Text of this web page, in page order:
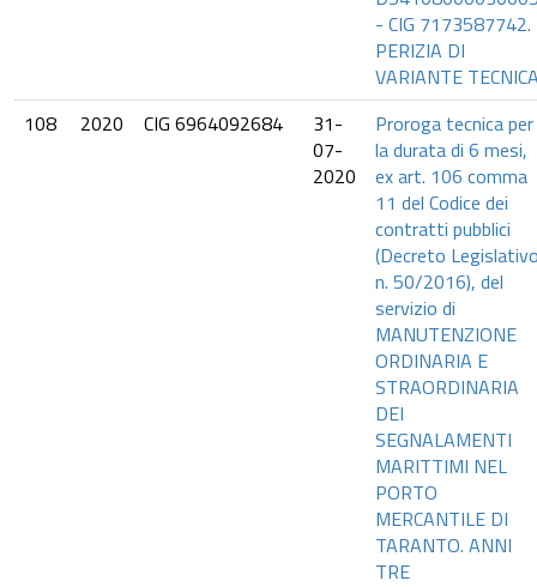
- CIG 7173587742.
PERIZIA DI
VARIANTE
108
2020 CIG 6964092684
31-
07-
2020
Proroga tecnica per
la durata di 6 mesi,
ex art. 106 comma
11 del Codice dei
contratti pubblici
(Decreto
n. 50/2016), del
servizio di
MANUTENZIONE
ORDINARIA E
STRAORDINARIA
DEI
SEGNALAMENTI
MARITTIMI NEL
PORTO
MERCANTILE DI
TARANTO. ANNI
TRE